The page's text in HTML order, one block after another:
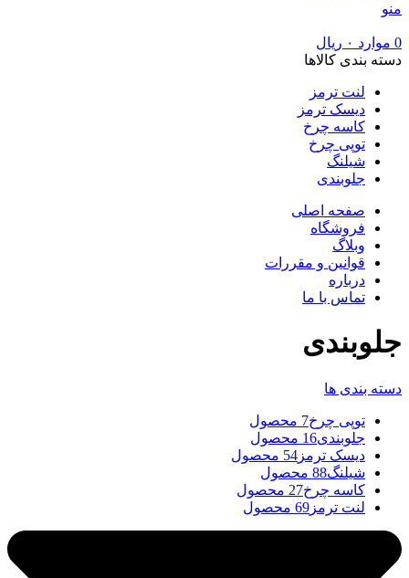
منو
0 موارد ۰ ریال
دسته بندی کالاها
لنت ترمز
دیسک ترمز
کاسه چرخ
توپی چرخ
شیلنگ
جلوبندی
صفحه اصلی
فروشگاه
وبلاگ
قوانین و مقررات
درباره
تماس با ما
جلوبندی
دسته بندی ها
توپی چرخ7 محصول
جلوبندی16 محصول
دیسک ترمز 54 محصول
شیلنگ88 محصول
کاسه چرخ27 محصول
لنت ترمز 69 محصول